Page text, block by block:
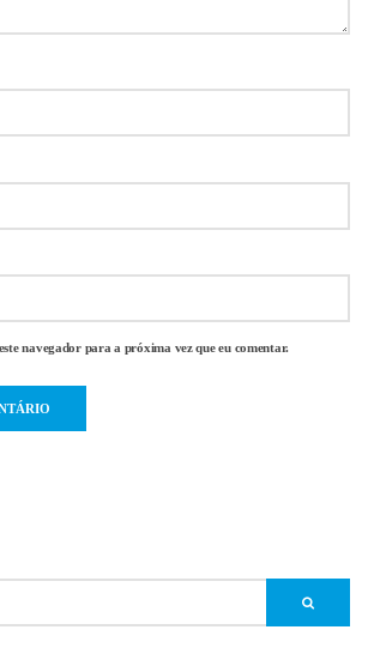
navegador para a próxima vez que eu comentar.